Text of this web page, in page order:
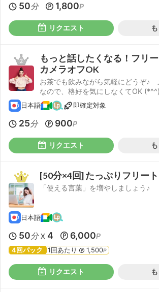
50分 1,800P
リクエスト
もっと話したくなる！フリ
カメラオフOK
お茶でも飲みながら気軽にどうぞ♪
なので、格好を気にしなくてOK
日本語 即確定対象
25分 900P
リクエスト
[50分×4回] たっぷりフリー
「使える言葉」を増やしましょう♪
日本語
50分 X 4 6,000P
4回パック 1回あたり 1,500P
リクエスト